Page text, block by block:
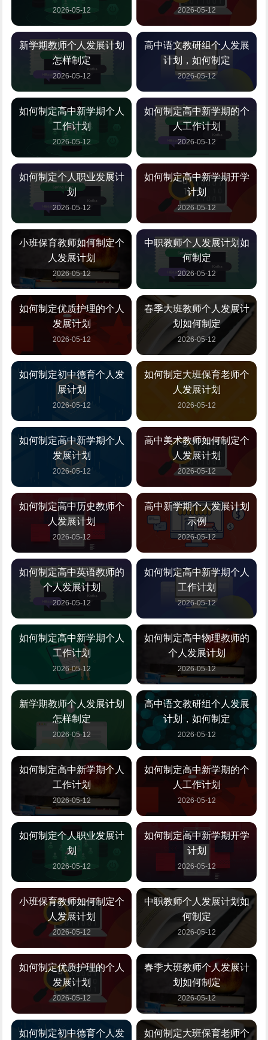
2026-05-12 2026-05-12
新学期教师个人发展计划
怎样制定
2026-05-12
高中语文教研组个人发展
计划，如何制定
2026-05-12
如何制定高中新学期个人
工作计划
2026-05-12
如何制定高中新学期的个
人工作计划
2026-05-12
如何制定个人职业发展计
划
2026-05-12
如何制定高中新学期开学
计划
2026-05-12
小班保育教师如何制定个
人发展计划
2026-05-12
中职教师个人发展计划如
何制定
2026-05-12
如何制定优质护理的个人
发展计划
2026-05-12
春季大班教师个人发展计
划如何制定
2026-05-12
如何制定初中德育个人发
展计划
2026-05-12
如何制定大班保育老师个
人发展计划
2026-05-12
如何制定高中新学期个人
发展计划
2026-05-12
高中美术教师如何制定个
人发展计划
2026-05-12
如何制定高中历史教师个
人发展计划
2026-05-12
高中新学期个人发展计划
示例
2026-05-12
如何制定高中英语教师的
个人发展计划
2026-05-12
如何制定高中新学期个人
工作计划
2026-05-12
如何制定高中新学期个人
工作计划
2026-05-12
如何制定高中物理教师的
个人发展计划
2026-05-12
新学期教师个人发展计划
怎样制定
2026-05-12
高中语文教研组个人发展
计划，如何制定
2026-05-12
如何制定高中新学期个人
工作计划
2026-05-12
如何制定高中新学期的个
人工作计划
2026-05-12
如何制定个人职业发展计
划
2026-05-12
如何制定高中新学期开学
计划
2026-05-12
小班保育教师如何制定个
人发展计划
2026-05-12
中职教师个人发展计划如
何制定
2026-05-12
如何制定优质护理的个人
发展计划
2026-05-12
春季大班教师个人发展计
划如何制定
2026-05-12
如何制定初中德育个人发 如何制定大班保育老师个